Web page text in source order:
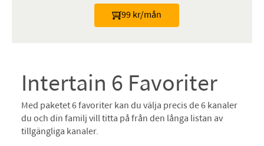
99 kr/mån
Intertain 6 Favoriter
Med paketet 6 favoriter kan du välja precis de 6 kanaler
du och din familj vill titta på från den långa listan av
tillgängliga kanaler.